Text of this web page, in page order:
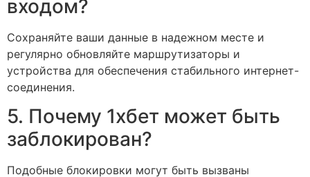
входом?
Сохраняйте ваши данные в надежном месте и
регулярно обновляйте маршрутизаторы и
устройства для обеспечения стабильного интернет-
соединения.
5. Почему 1хбет может быть
заблокирован?
Подобные блокировки могут быть вызваны